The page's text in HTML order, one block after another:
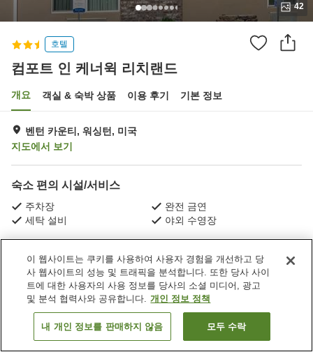
42
호텔
컴포트 인 케너윅 리치랜드
개요 객실 & 숙박 상품 이용 후기 기본 정보
벤턴 카운티, 워싱턴, 미국
지도에서 보기
숙소 편의 시설/서비스
주차장
완전 금연
세탁 설비
야외 수영장
미국 워싱턴 벤턴 카운티 컴포트 인 케너윅 리치랜드
객실 보기
이 웹사이트는 쿠키를 사용하여 사용자 경험을 개선하고 당
사 웹사이트의 성능 및 트래픽을 분석합니다. 또한 당사 사이
트에 대한 사용자의 사용 정보를 당사의 소셜 미디어, 광고
및 분석 협력사와 공유합니다. 개인 정보 정책
내 개인 정보를 판매하지 않음 모두 수락